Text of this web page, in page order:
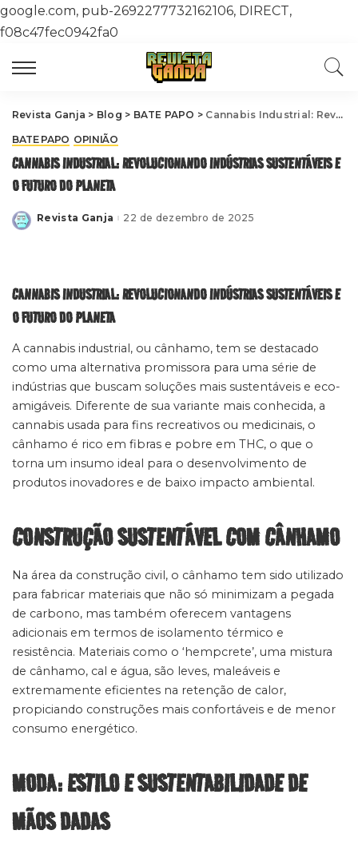
google.com, pub-2692277732162106, DIRECT,
f08c47fec0942fa0
Revista Ganja > Blog > BATE PAPO > Cannabis Industrial: Revolucionando Indústrias Sustentáveis e o Futuro do Planeta
BATE PAPO OPINIÃO
CANNABIS INDUSTRIAL: REVOLUCIONANDO INDÚSTRIAS SUSTENTÁVEIS E
O FUTURO DO PLANETA
Posted
Revista Ganja 22 de dezembro de 2025
CANNABIS INDUSTRIAL: REVOLUCIONANDO INDÚSTRIAS SUSTENTÁVEIS E
O FUTURO DO PLANETA
A cannabis industrial, ou cânhamo, tem se destacado
como uma alternativa promissora para uma série de
indústrias que buscam soluções mais sustentáveis e eco-
amigáveis. Diferente de sua variante mais conhecida, a
cannabis usada para fins recreativos ou medicinais, o
cânhamo é rico em fibras e pobre em THC, o que o
torna um insumo ideal para o desenvolvimento de
produtos inovadores e de baixo impacto ambiental.
CONSTRUÇÃO SUSTENTÁVEL COM CÂNHAMO
Na área da construção civil, o cânhamo tem sido utilizado
para fabricar materiais que não só minimizam a pegada
de carbono, mas também oferecem vantagens
adicionais em termos de isolamento térmico e
resistência. Materiais como o ‘hempcrete’, uma mistura
de cânhamo, cal e água, são leves, maleáveis e
extremamente eficientes na retenção de calor,
propiciando construções mais confortáveis e de menor
consumo energético.
MODA: ESTILO E SUSTENTABILIDADE DE
MÃOS DADAS